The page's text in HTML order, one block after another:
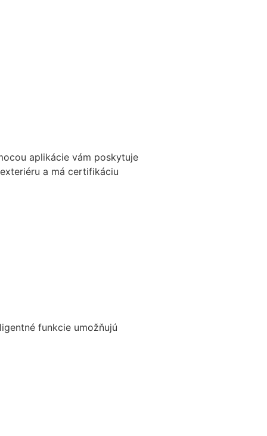
aplikácie vám poskytuje
a má certifikáciu
funkcie umožňujú